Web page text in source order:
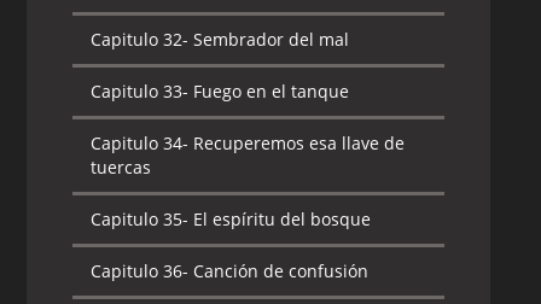
Capitulo 32- Sembrador del mal
Capitulo 33- Fuego en el tanque
Capitulo 34- Recuperemos esa llave de
tuercas
Capitulo 35- El espíritu del bosque
Capitulo 36- Canción de confusión